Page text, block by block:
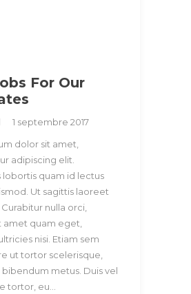
For Our
1 septembre 2017
dolor sit amet,
adipiscing elit.
lobortis quam id lectus
Ut sagittis laoreet
nulla orci,
amet quam eget,
nisi. Etiam sem
ut tortor scelerisque,
metus. Duis vel
tortor, eu…